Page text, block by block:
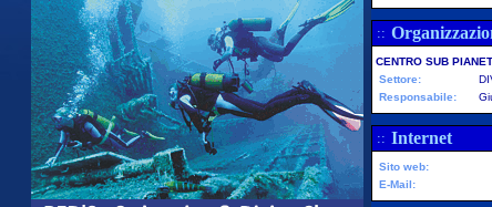
::
CENTRO SUB
Settore:
Responsabile:
:: Internet
Sito web:
E-Mail: